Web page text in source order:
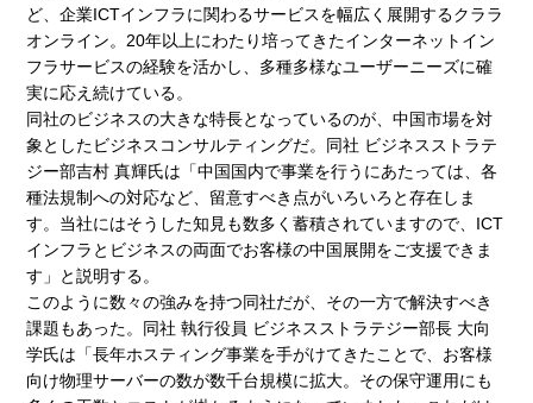
ど、企業ICTインフラに関わるサービスを幅広く展開するクララ
オンライン。20年以上にわたり培ってきたインターネットイン
フラサービスの経験を活かし、多種多様なユーザーニーズに確
実に応え続けている。
同社のビジネスの大きな特長となっているのが、中国市場を対
象としたビジネスコンサルティングだ。同社 ビジネスストラテ
ジー部吉村 真輝氏は「中国国内で事業を行うにあたっては、各
種法規制への対応など、留意すべき点がいろいろと存在しま
す。当社にはそうした知見も数多く蓄積されていますので、ICT
インフラとビジネスの両面でお客様の中国展開をご支援できま
す」と説明する。
このように数々の強みを持つ同社だが、その一方で解決すべき
課題もあった。同社 執行役員 ビジネスストラテジー部長 大向
学氏は「長年ホスティング事業を手がけてきたことで、お客様
向け物理サーバーの数が数千台規模に拡大。その保守運用にも